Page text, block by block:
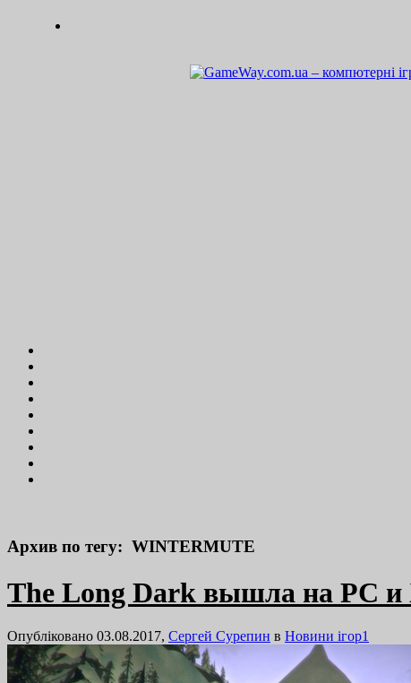
Архив по тегу: WINTERMUTE
The Long Dark вышла на PC и
Опубліковано 03.08.2017, Сергей Сурепин в Новини ігор1